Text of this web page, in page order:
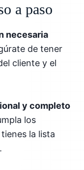
a paso
necesaria
de tener
cliente y el
y completo
los
la lista